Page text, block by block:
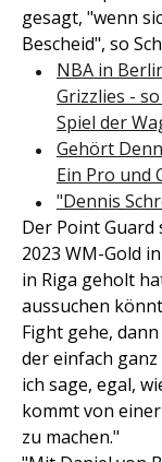
gesagt, "wenn
Bescheid", so
NBA in
Grizzlies -
Spiel der
Gehört
Ein Pro und
"Dennis
Der Point Guard
2023 WM-Gold
in Riga geholt
aussuchen
Fight gehe,
der einfach ganz
ich sage, egal,
kommt von
zu machen."